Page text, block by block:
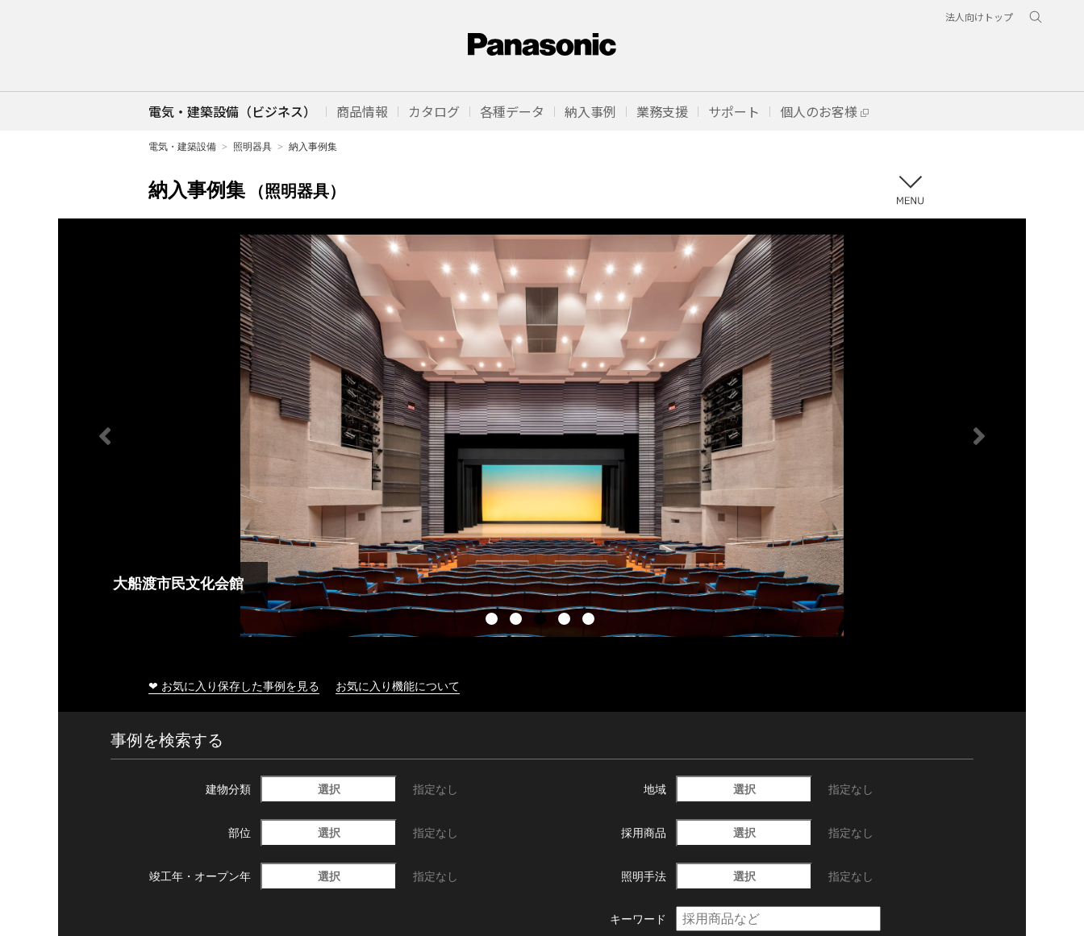
法人向けトップ
電気・建築設備（ビジネス） 商品情報 カタログ 各種データ 納入事例 業務支援 サポート 個人のお客様
電気・建築設備 照明器具 納入事例集
納入事例集 （照明器具）
大船渡市民文化会館
❤ お気に入り保存した事例を見る お気に入り機能について
事例を検索する
建物分類 選択 指定なし 地域 選択 指定なし
部位 選択 指定なし 採用商品 選択 指定なし
竣工年・ オープン年 選択 指定なし 照明手法 選択 指定なし
キーワード